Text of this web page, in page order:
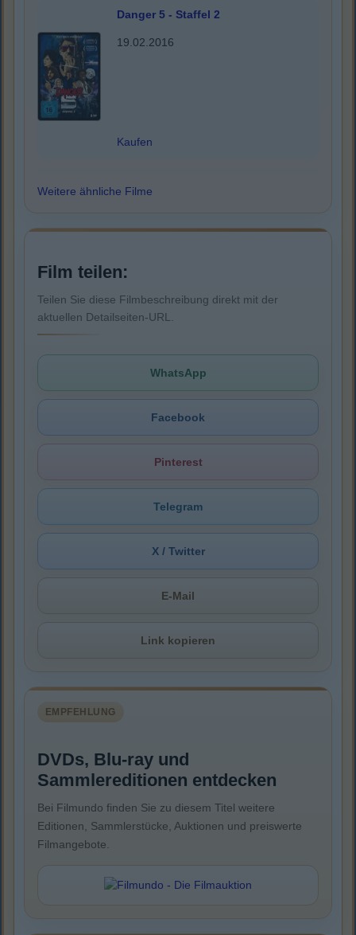
Danger 5 - Staffel 2
19.02.2016
Kaufen
Weitere ähnliche Filme
Film teilen:
Teilen Sie diese Filmbeschreibung direkt mit der
aktuellen Detailseiten-URL.
WhatsApp
Facebook
Pinterest
Telegram
X / Twitter
E-Mail
Link kopieren
EMPFEHLUNG
DVDs, Blu-ray und
Sammlereditionen entdecken
Bei Filmundo finden Sie zu diesem Titel weitere
Editionen, Sammlerstücke, Auktionen und preiswerte
Filmangebote.